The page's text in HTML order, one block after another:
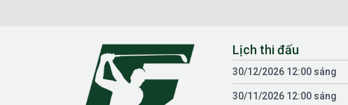
Lịch thi đấu
30/12/2026 12:00 sáng
30/11/2026 12:00 sáng